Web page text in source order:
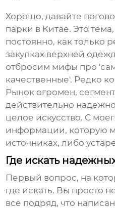
Хорошо, давайте
парки в Китае. Это
постоянно, как только
закупках верхней
отбросим мифы про
качественные'. Редко
Рынок огромен,
действительно
целое искусство. С
информации, которую
источниках, либо
Где искать
Первый вопрос, на
где искать. Вы просто
все подряд, что